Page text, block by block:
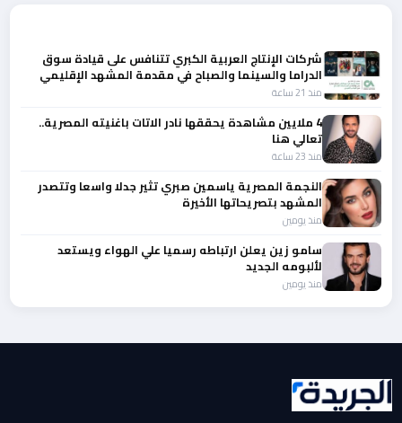
شركات الإنتاج العربية الكبري تتنافس على قيادة سوق
الدراما والسينما والصباح في مقدمة المشهد الإقليمي
منذ 21 ساعة
4 ملايين مشاهدة يحققها نادر الاتات باغنيته المصرية..
تعالي هنا
منذ 23 ساعة
النجمة المصرية ياسمين صبري تثير جدلا واسعا وتتصدر
المشهد بتصريحاتها الأخيرة
منذ يومين
سامو زين يعلن ارتباطه رسميا علي الهواء ويستعد
لألبومه الجديد
منذ يومين